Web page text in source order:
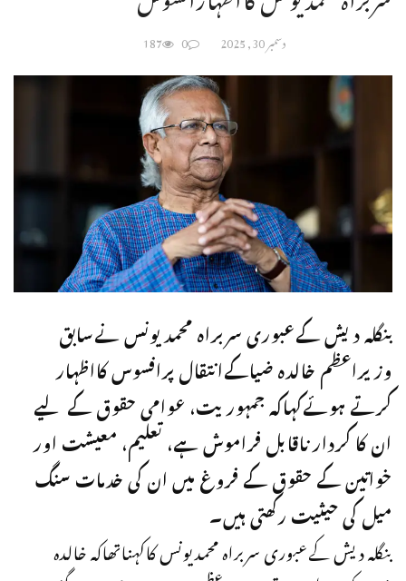
دسمبر 30, 2025 0
187
بنگلہ دیش کےعبوری سربراہ محمدیونس نےسابق
وزیراعظم خالدہ ضیاکےانتقال پرافسوس کااظہار
کرتے ہوئےکہاکہ جمہوریت، عوامی حقوق کے لیے
ان کا کردار ناقابل فراموش ہے، تعلیم، معیشت اور
خواتین کے حقوق کے فروغ میں ان کی خدمات سنگ
میل کی حیثیت رکھتی ہیں۔
بنگلہ دیش کےعبوری سربراہ محمدیونس کاکہناتھاکہ خالدہ